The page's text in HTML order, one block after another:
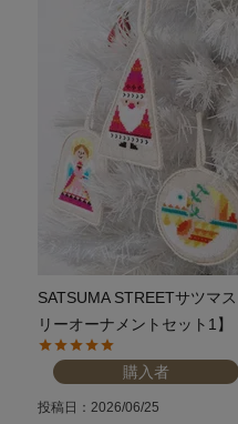
送料とお支払い方法について
返品特約について
新規会員登録
会員規約について
特定商取引法について
個人情報取り扱いについて
SATSUMA STREETサツマ
リーオーナメントセット1
購入者
投稿日 2026/06/25